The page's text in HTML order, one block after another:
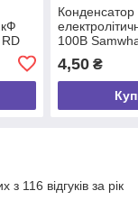
Конденсатор
100В
4,50₴
з 116 відгуків за рік